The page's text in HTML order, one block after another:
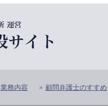
業務内容 顧問弁護士のすすめ